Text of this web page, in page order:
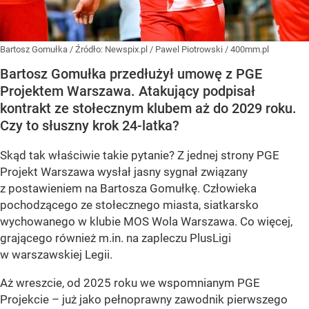
Bartosz Gomułka / Źródło: Newspix.pl / Pawel Piotrowski / 400mm.pl
Bartosz Gomułka przedłużył umowę z PGE
Projektem Warszawa. Atakujący podpisał
kontrakt ze stołecznym klubem aż do 2029 roku.
Czy to słuszny krok 24-latka?
Skąd tak właściwie takie pytanie? Z jednej strony PGE
Projekt Warszawa wysłał jasny sygnał związany
z postawieniem na Bartosza Gomułkę. Człowieka
pochodzącego ze stołecznego miasta, siatkarsko
wychowanego w klubie MOS Wola Warszawa. Co więcej,
grającego również m.in. na zapleczu PlusLigi
w warszawskiej Legii.
Aż wreszcie, od 2025 roku we wspomnianym PGE
Projekcie – już jako pełnoprawny zawodnik pierwszego